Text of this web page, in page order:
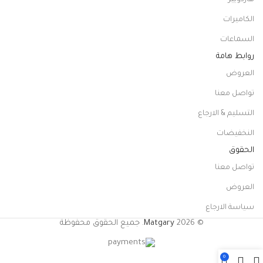
الكاميرات
السماعات
روابط هامة
العروض
تواصل معنا
التسليم & الارجاع
النخفيضات
الحقوق
تواصل معنا
العروض
سياسة الارجاع
© 2026
Matgary. جميع الحقوق محفوظة
0